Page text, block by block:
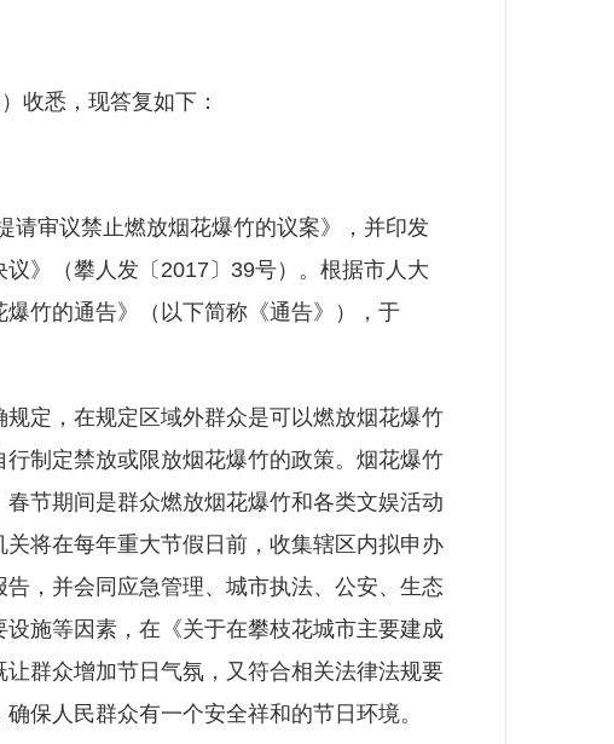
收悉，现答复如下：
审议禁止燃放烟花爆竹的议案》，并印发
》（攀人发〔2017〕39号）。根据市人大
竹的通告》（以下简称《通告》），于
定，在规定区域外群众是可以燃放烟花爆竹
制定禁放或限放烟花爆竹的政策。烟花爆竹
节期间是群众燃放烟花爆竹和各类文娱活动
将在每年重大节假日前，收集辖区内拟申办
，并会同应急管理、城市执法、公安、生态
施等因素，在《关于在攀枝花城市主要建成
群众增加节日气氛，又符合相关法律法规要
保人民群众有一个安全祥和的节日环境。